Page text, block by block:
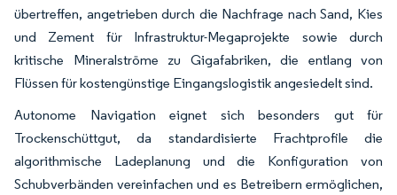
übertreffen, angetrieben durch die Nachfrage nach Sand, Kies
und Zement für Infrastruktur-Megaprojekte sowie durch
kritische Mineralströme zu Gigafabriken, die entlang von
Flüssen für kostengünstige Eingangslogistik angesiedelt sind.
Autonome Navigation eignet sich besonders gut für
Trockenschüttgut, da standardisierte Frachtprofile die
algorithmische Ladeplanung und die Konfiguration von
Schubverbänden vereinfachen und es Betreibern ermöglichen,